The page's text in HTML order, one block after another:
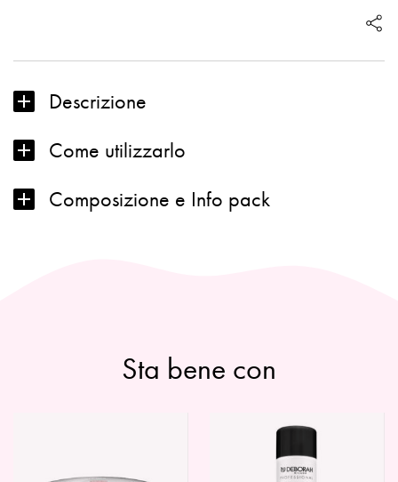
Descrizione
Come utilizzarlo
Composizione e Info pack
Sta bene con